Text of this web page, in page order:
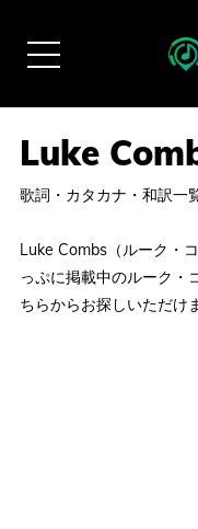
歌詞・カタカナ・和訳一
Luke Combs（ルーク・
っぷに掲載中のルーク・
ちらからお探しいただけ